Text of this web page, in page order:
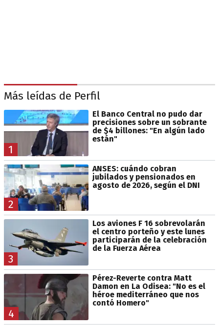
Más leídas de Perfil
1
El Banco Central no pudo dar
precisiones sobre un sobrante
de $4 billones: "En algún lado
están"
2
ANSES: cuándo cobran
jubilados y pensionados en
agosto de 2026, según el DNI
3
Los aviones F 16 sobrevolarán
el centro porteño y este lunes
participarán de la celebración
de la Fuerza Aérea
4
Pérez-Reverte contra Matt
Damon en La Odisea: "No es el
héroe mediterráneo que nos
contó Homero"